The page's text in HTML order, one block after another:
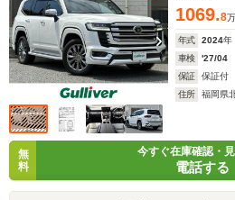
1069.8
年式 2024年
車検
'27/04
保証
保証付
住所
福岡県
無
料
今すぐ在庫確認・
電話する